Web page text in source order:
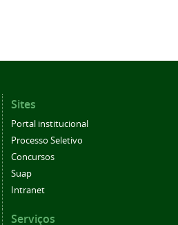
Sites
Portal institucional
Processo Seletivo
Concursos
Suap
Intranet
Serviços